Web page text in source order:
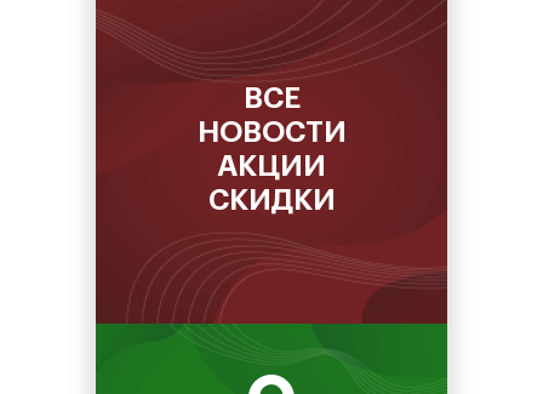
Диваны и кресла
Матрасы и кровати
Детские товары
Книги и канцелярские товары
Гипермаркет
Прочие товары и услуги
ВСЕ
НОВОСТИ
АКЦИИ
СКИДКИ